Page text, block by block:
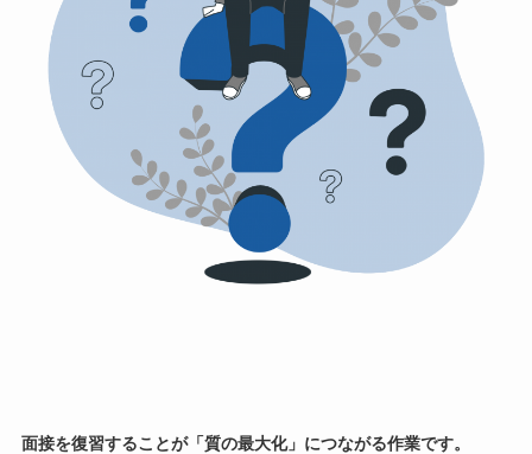
面接を復習することが「質の最大化」につながる作業です。